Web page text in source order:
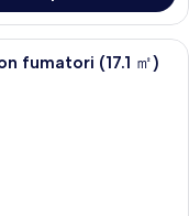
d'albergo con un letto
fumatori (17.1 ㎡)